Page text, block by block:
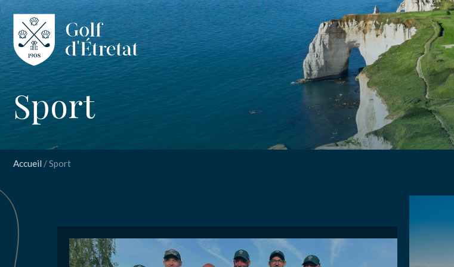
Sport
Accueil /Sport
CLUB
CLUB HOUSE
PARCOURS
ENSEIGNEMENT
Sport
Email*